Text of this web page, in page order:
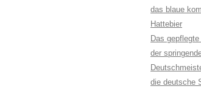
das blaue
Hattebier
Das
der
die deutsche